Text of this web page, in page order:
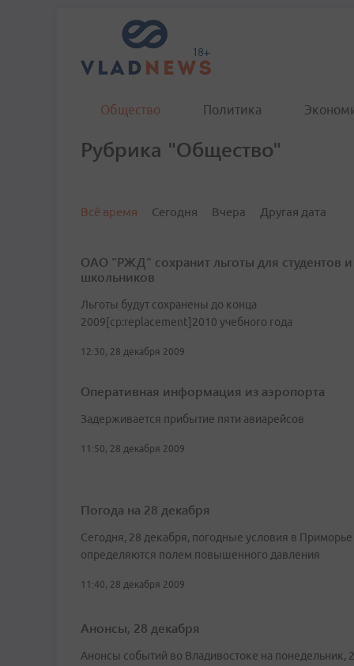
Общество Политика
Рубрика "Общество"
Всё время Сегодня Вчера Другая дата
ОАО "РЖД" сохранит льготы для студентов и
школьников
Льготы будут сохранены до конца
2009[cp:replacement]2010 учебного года
12:30, 28 декабря 2009
Оперативная информация из аэропорта
Задерживается прибытие пяти авиарейсов
11:50, 28 декабря 2009
Погода на 28 декабря
Сегодня, 28 декабря, погодные условия в Приморье
определяются полем повышенного давления
11:40, 28 декабря 2009
Анонсы, 28 декабря
Анонсы событий во Владивостоке на понедельник,